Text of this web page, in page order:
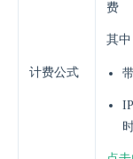
计费公式
费
其中